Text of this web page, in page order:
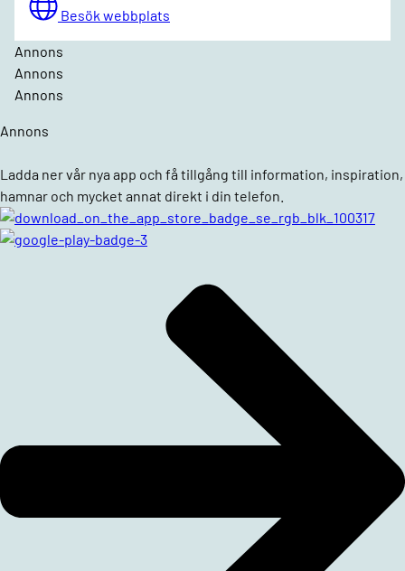
Besök webbplats
Annons
Annons
Annons
Annons
Ladda ner vår nya app och få tillgång till information, inspiration,
hamnar och mycket annat direkt i din telefon.